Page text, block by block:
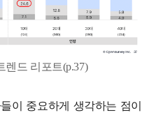
렌드 리포트(p.37)
이 중요하게 생각하는 점이